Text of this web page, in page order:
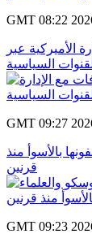
الأميركية عبر
السياسية
بالأسوأ منذ
قرنين